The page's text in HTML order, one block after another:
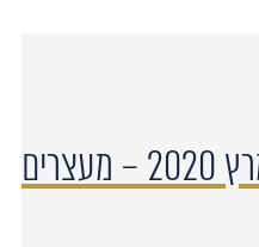
דו"ח מבקר המדינה מרץ 2020 – מעצרים